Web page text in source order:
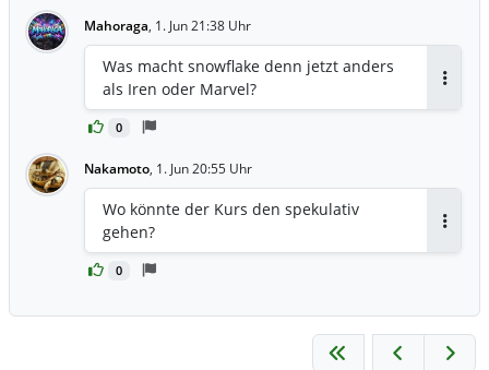
Mahoraga, 1. Jun 21:38 Uhr
0
Was macht snowflake denn jetzt anders
als Iren oder Marvel?
Nakamoto, 1. Jun 20:55 Uhr
0
Wo könnte der Kurs den spekulativ
gehen?